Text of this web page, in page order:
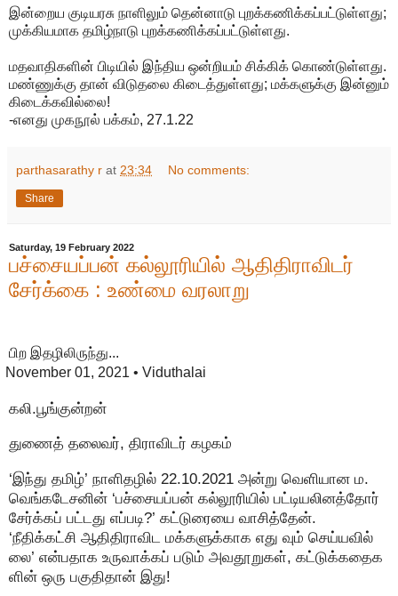
இன்றைய குடியரசு நாளிலும் தென்னாடு புறக்கணிக்கப்பட்டுள்ளது;
முக்கியமாக தமிழ்நாடு புறக்கணிக்கப்பட்டுள்ளது.
மதவாதிகளின் பிடியில் இந்திய ஒன்றியம் சிக்கிக் கொண்டுள்ளது.
மண்ணுக்கு தான் விடுதலை கிடைத்துள்ளது; மக்களுக்கு இன்னும்
கிடைக்கவில்லை!
-எனது முகநூல் பக்கம், 27.1.22
parthasarathy r at 23:34 No comments:
Share
Saturday, 19 February 2022
பச்சையப்பன் கல்லூரியில் ஆதிதிராவிடர்
சேர்க்கை : உண்மை வரலாறு
பிற இதழிலிருந்து...
01, 2021• Viduthalai
கலி.பூங்குன்றன்
துணைத் தலைவர், திராவிடர் கழகம்
‘இந்து தமிழ்’ நாளிதழில் 22.10.2021 அன்று வெளியான ம.
வெங்கடேசனின் ‘பச்சையப்பன் கல்லூரியில் பட்டியலினத்தோர்
சேர்க்கப் பட்டது எப்படி?’ கட்டுரையை வாசித்தேன்.
‘நீதிக்கட்சி ஆதிதிராவிட மக்களுக்காக எது வும் செய்யவில்
லை’ என்பதாக உருவாக்கப் படும் அவதூறுகள், கட்டுக்கதைக
ளின் ஒரு பகுதிதான் இது!